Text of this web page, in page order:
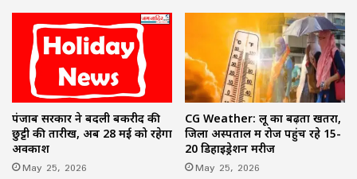
पंजाब सरकार ने बदली बकरीद की
छुट्टी की तारीख, अब 28 मई को रहेगा
अवकाश
May 25, 2026
CG Weather: लू का बढ़ता खतरा,
जिला अस्पताल में रोज पहुंच रहे 15-
20 डिहाइड्रेशन मरीज
May 25, 2026